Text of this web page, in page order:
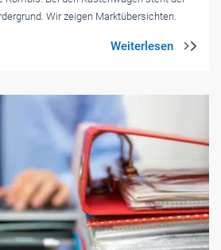
Wir zeigen Marktübersichten.